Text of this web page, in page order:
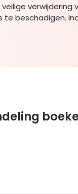
verwijdering
te beschadigen.